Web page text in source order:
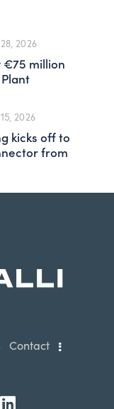
2026
€75 million
2026
kicks off to
from
Contact